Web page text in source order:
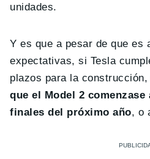
unidades.
Y es que a pesar de que es
expectativas, si Tesla
plazos para la construcción,
que el Model 2
finales del próximo año, o